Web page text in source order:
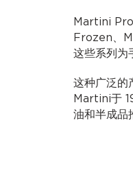
Martini
Frozen、
这些系列为
这种广泛
Martini于
油和半成品